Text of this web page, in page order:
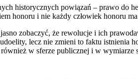
historycznych powiązań – prawo do
honoru i nie każdy człowiek honoru
zobaczyć, że rewolucje i ich
lecz nie zmieni to faktu
w sferze publicznej i w wymiarze